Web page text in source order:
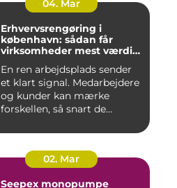
04. Mar
Erhvervsrengøring i
københavn: sådan får
virksomheder mest værdi
En ren arbejdsplads sender
et klart signal. Medarbejdere
og kunder kan mærke
forskellen, så snart de...
02. Mar
Seepex monopumpe